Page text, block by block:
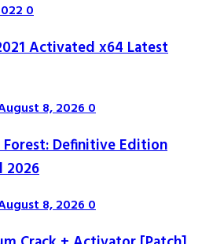
0
Activated x64 Latest
8, 20260
Definitive Edition
2026
8, 20260